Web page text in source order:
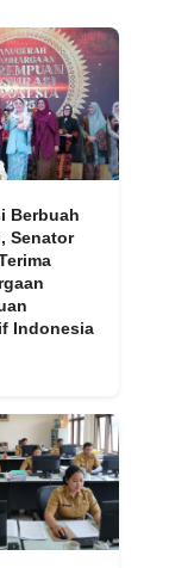
Berbuah
Senator
Indonesia